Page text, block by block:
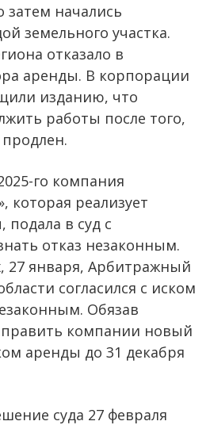
затем начались
земельного участка.
отказало в
аренды. В корпорации
изданию, что
работы после того,
продлен.
го компания
которая реализует
подала в суд с
отказ незаконным.
27 января, Арбитражный
согласился с иском
Обязав
компании новый
аренды до 31 декабря
суда 27 февраля